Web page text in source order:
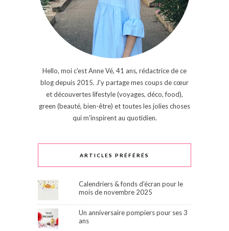
Hello, moi c'est Anne Vé, 41 ans, rédactrice de ce
blog depuis 2015. J'y partage mes coups de cœur
et découvertes lifestyle (voyages, déco, food),
green (beauté, bien-être) et toutes les jolies choses
qui m'inspirent au quotidien.
ARTICLES PRÉFÉRÉS
Calendriers & fonds d'écran pour le
mois de novembre 2025
Un anniversaire pompiers pour ses 3
ans